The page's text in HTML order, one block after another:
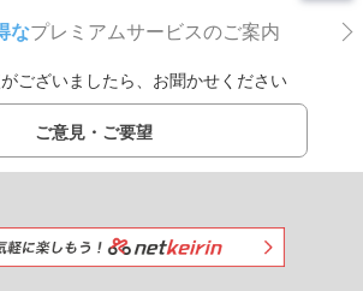
なプレミアムサービスのご案内
ございましたら、お聞かせください
ご意見・ご要望